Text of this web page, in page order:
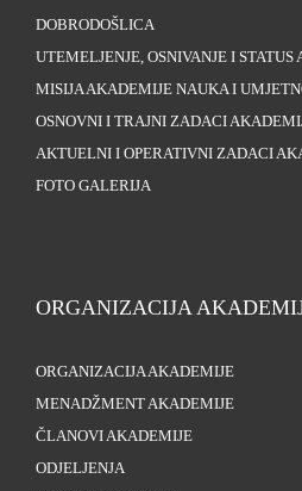
DOBRODOŠLICA
UTEMELJENJE, OSNIVANJE I STATUS
MISIJA AKADEMIJE NAUKA I
OSNOVNI I TRAJNI ZADACI
AKTUELNI I OPERATIVNI ZADACI
FOTO GALERIJA
ORGANIZACIJA
ORGANIZACIJA AKADEMIJE
MENADŽMENT AKADEMIJE
ČLANOVI AKADEMIJE
ODJELJENJA